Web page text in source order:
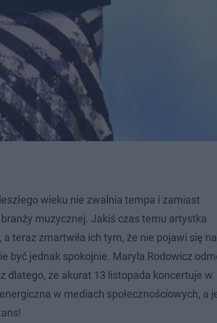
wieku nie zwalnia tempa i zamiast
muzycznej. Jakiś czas temu artystka
a teraz zmartwiła ich tym, że nie pojawi się na
być jednak spokojnie. Maryla Rodowicz
dlatego, że akurat 13 listopada koncertuje w
w mediach społecznościowych, a